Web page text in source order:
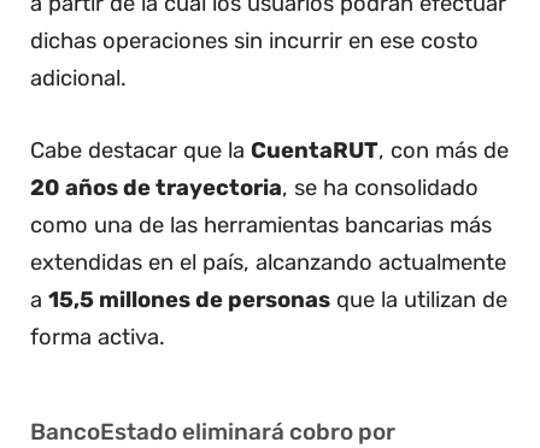
dichas operaciones sin incurrir en ese costo
adicional.
Cabe destacar que la CuentaRUT, con más de
20 años de trayectoria, se ha consolidado
como una de las herramientas bancarias más
extendidas en el país, alcanzando actualmente
a 15,5 millones de personas que la utilizan de
forma activa.
BancoEstado eliminará cobro por